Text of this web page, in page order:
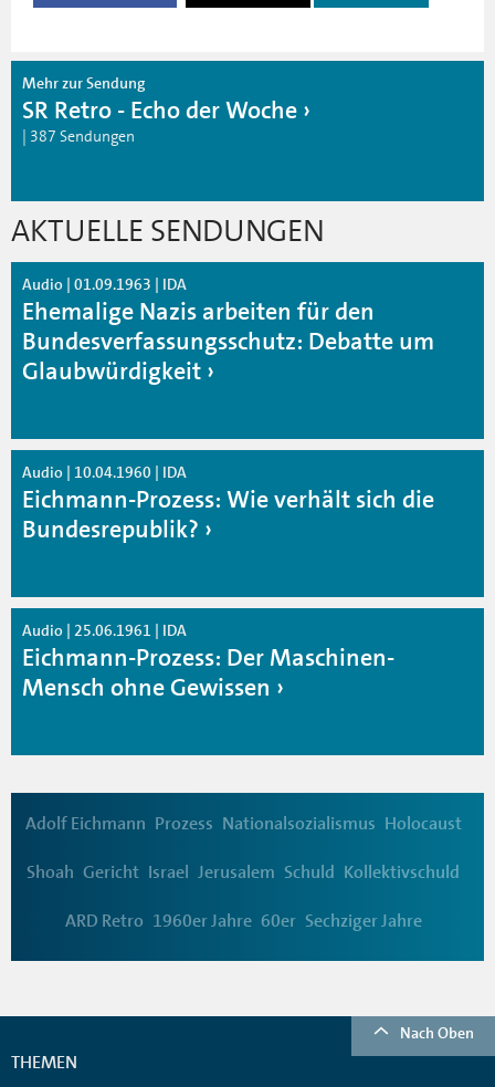
Mehr zur Sendung
SR Retro - Echo der Woche
| 387 Sendungen
AKTUELLE SENDUNGEN
Audio | 01.09.1963 | IDA
Ehemalige Nazis arbeiten für den
Bundesverfassungsschutz: Debatte um
Glaubwürdigkeit
Audio | 10.04.1960 | IDA
Eichmann-Prozess: Wie verhält sich die
Bundesrepublik?
Audio | 25.06.1961 | IDA
Eichmann-Prozess: Der Maschinen-
Mensch ohne Gewissen
Adolf Eichmann Prozess Nationalsozialismus Holocaust
Shoah Gericht Israel Jerusalem Schuld Kollektivschuld
ARD Retro 1960er Jahre 60er Sechziger Jahre
Nach Oben
THEMEN